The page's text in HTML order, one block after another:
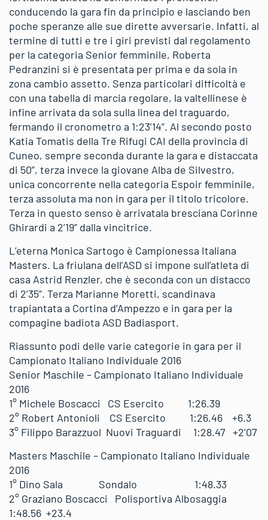
conducendo la gara fin da principio e lasciando ben
poche speranze alle sue dirette avversarie. Infatti, al
termine di tutti e tre i giri previsti dal regolamento
per la categoria Senior femminile, Roberta
Pedranzini si è presentata per prima e da sola in
zona cambio assetto. Senza particolari difficoltà e
con una tabella di marcia regolare, la valtellinese è
infine arrivata da sola sulla linea del traguardo,
fermando il cronometro a 1:23’14”. Al secondo posto
Katia Tomatis della Tre Rifugi CAI della provincia di
Cuneo, sempre seconda durante la gara e distaccata
di 50”, terza invece la giovane Alba de Silvestro,
unica concorrente nella categoria Espoir femminile,
terza assoluta ma non in gara per il titolo tricolore.
Terza in questo senso è arrivatala bresciana Corinne
Ghirardi a 2’19” dalla vincitrice.
L’eterna Monica Sartogo è Campionessa Italiana
Masters. La friulana dell’ASD si impone sull’atleta di
casa Astrid Renzler, che è seconda con un distacco
di 2’35”. Terza Marianne Moretti, scandinava
trapiantata a Cortina d’Ampezzo e in gara per la
compagine badiota ASD Badiasport.
Riassunto podi delle varie categorie in gara per il
Campionato Italiano Individuale 2016
Senior Maschile – Campionato Italiano Individuale
2016
1° Michele Boscacci CS Esercito 1:26.39
2° Robert Antonioli CS Esercito 1:26.46 +6.3
3° Filippo Barazzuol Nuovi Traguardi 1:28.47 +2’07
Masters Maschile – Campionato Italiano Individuale
2016
1° Dino Sala Sondalo 1:48.33
2° Graziano Boscacci Polisportiva Albosaggia
1:48.56 +23.4